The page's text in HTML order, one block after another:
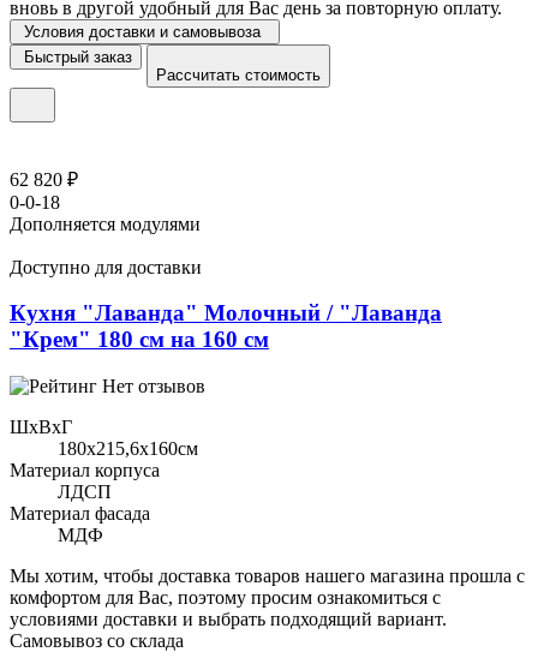
вновь в другой удобный для Вас день за повторную оплату.
Условия доставки и самовывоза
Быстрый заказ
Рассчитать стоимость
62 820 ₽
0-0-18
Дополняется модулями
Доступно для доставки
Кухня "Лаванда" Молочный / "Лаванда
"Крем" 180 см на 160 см
Нет отзывов
ШхВхГ
180x215,6х160см
Материал корпуса
ЛДСП
Материал фасада
МДФ
Мы хотим, чтобы доставка товаров нашего магазина прошла с
комфортом для Вас, поэтому просим ознакомиться с
условиями доставки и выбрать подходящий вариант.
Самовывоз со склада